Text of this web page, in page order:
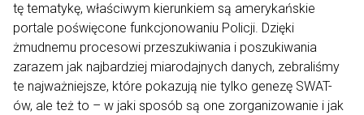
tę tematykę, właściwym kierunkiem są amerykańskie
portale poświęcone funkcjonowaniu Policji. Dzięki
żmudnemu procesowi przeszukiwania i poszukiwania
zarazem jak najbardziej miarodajnych danych, zebraliśmy
te najważniejsze, które pokazują nie tylko genezę SWAT-
ów, ale też to – w jaki sposób są one zorganizowanie i jak